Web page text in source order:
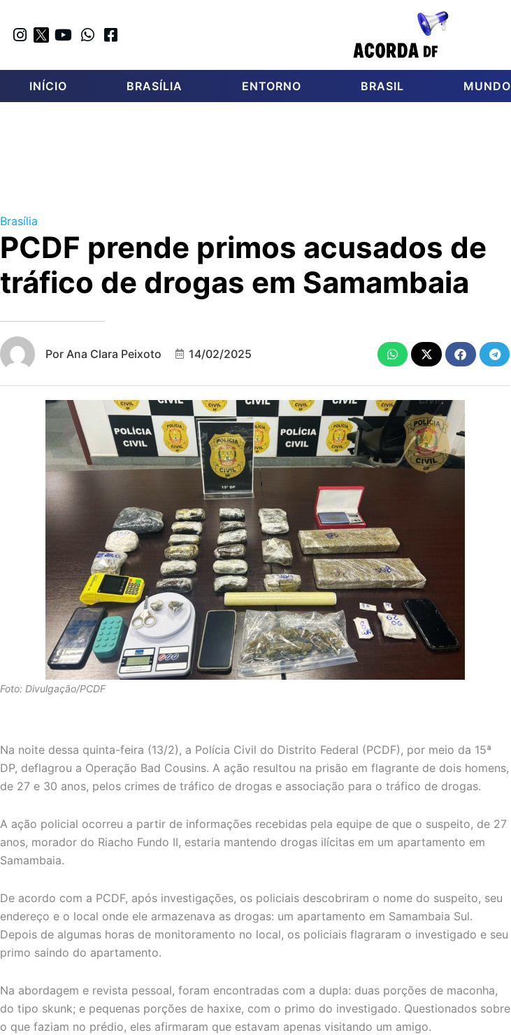
INÍCIO BRASÍLIA ENTORNO BRASIL MUNDO
Brasília
PCDF prende primos acusados de
tráfico de drogas em Samambaia
Por Ana Clara Peixoto 14/02/2025
Foto: Divulgação/PCDF
Na noite dessa quinta-feira (13/2), a Polícia Civil do Distrito Federal (PCDF), por meio da 15ª
DP, deflagrou a Operação Bad Cousins. A ação resultou na prisão em flagrante de dois homens,
de 27 e 30 anos, pelos crimes de tráfico de drogas e associação para o tráfico de drogas.
A ação policial ocorreu a partir de informações recebidas pela equipe de que o suspeito, de 27
anos, morador do Riacho Fundo II, estaria mantendo drogas ilícitas em um apartamento em
Samambaia.
De acordo com a PCDF, após investigações, os policiais descobriram o nome do suspeito, seu
endereço e o local onde ele armazenava as drogas: um apartamento em Samambaia Sul.
Depois de algumas horas de monitoramento no local, os policiais flagraram o investigado e seu
primo saindo do apartamento.
Na abordagem e revista pessoal, foram encontradas com a dupla: duas porções de maconha,
do tipo skunk; e pequenas porções de haxixe, com o primo do investigado. Questionados sobre
o que faziam no prédio, eles afirmaram que estavam apenas visitando um amigo.